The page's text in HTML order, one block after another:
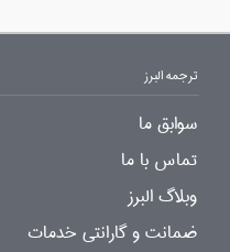
ترجمه البرز
سوابق ما
تماس با ما
وبلاگ البرز
ضمانت و گارانتی خدمات